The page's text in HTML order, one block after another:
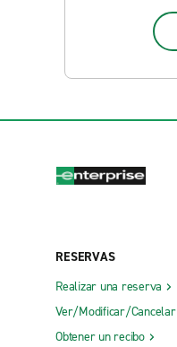
RESERVAS
Realizar una reserva
Ver/Modificar/Cancelar
Obtener un recibo